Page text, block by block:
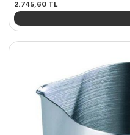
Orijinal
fiyat:
3.432,00 TL.
2.745,60 TLŞu
fiyat: